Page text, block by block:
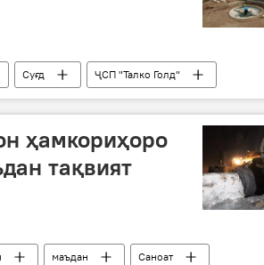
Суғд
ҶСП "Талко Голд"
ҳамкориҳоро
тақвият
маъдан Саноат